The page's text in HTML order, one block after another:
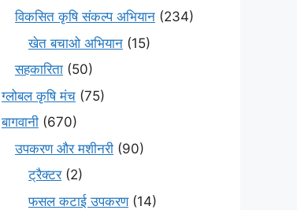
विकसित कृषि संकल्प अभियान (234)
खेत बचाओ अभियान (15)
सहकारिता (50)
ग्लोबल कृषि मंच (75)
बागवानी (670)
उपकरण और मशीनरी (90)
ट्रैक्टर(2)
फसल कटाई उपकरण(14)